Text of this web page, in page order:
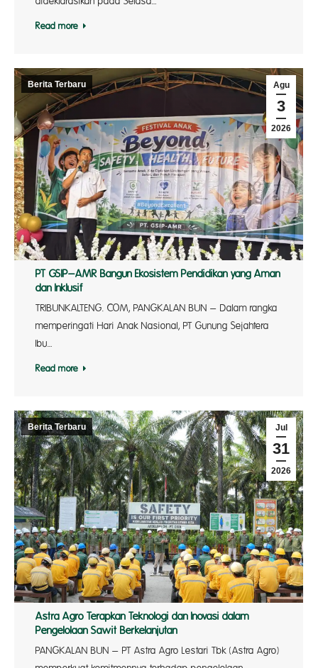
Read more
Agu
3
2026
Berita Terbaru
PT GSIP–AMR Bangun Ekosistem Pendidikan yang Aman
dan Inklusif
TRIBUNKALTENG. COM, PANGKALAN BUN – Dalam rangka
memperingati Hari Anak Nasional, PT Gunung Sejahtera
Ibu…
Read more
Jul
31
2026
Berita Terbaru
Astra Agro Terapkan Teknologi dan Inovasi dalam
Pengelolaan Sawit Berkelanjutan
PANGKALAN BUN – PT Astra Agro Lestari Tbk (Astra Agro)